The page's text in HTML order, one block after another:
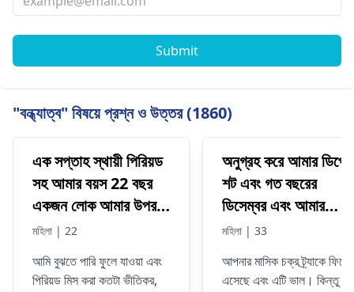
Submit
"বন্ধ্যাত্ব" বিষয়ে প্রশ্ন ও উত্তর (1860)
এক সপ্তাহ স্থায়ী পিরিয়ড
সহ আমার বয়স 22 বছর
একজন লোক আমার উপর
জোর করার চেষ্টা করছিল
পারেনি কিন্তু সে আমার
মহিলা | 22
আমি বুঝতে পারি ফুলে যাওয়া এবং
পিরিয়ড মিস করা কতটা ভীতিকর,
অনুগ্রহ করে আমার ডিপো
শট এবং গত বছরের
ডিসেম্বর এবং আমার
পিরিয়ড জানুয়ারিতে ফিরে
দিনের চক্রের দৈর্ঘ্যের সাথে
মহিলা | 33
আপনার মাসিক চক্র ট্র্যাকে ফিরে
এসেছে এবং এটি ভাল। কিন্তু